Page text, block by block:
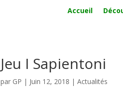
Accueil
Jeu I Sapientoni
par GP | Juin 12, 2018 |Actualités